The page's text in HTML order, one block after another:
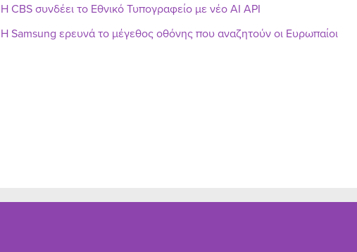
Η CBS συνδέει το Εθνικό Τυπογραφείο με νέο AI API
Η Samsung ερευνά το μέγεθος οθόνης που αναζητούν οι Ευρωπαίοι